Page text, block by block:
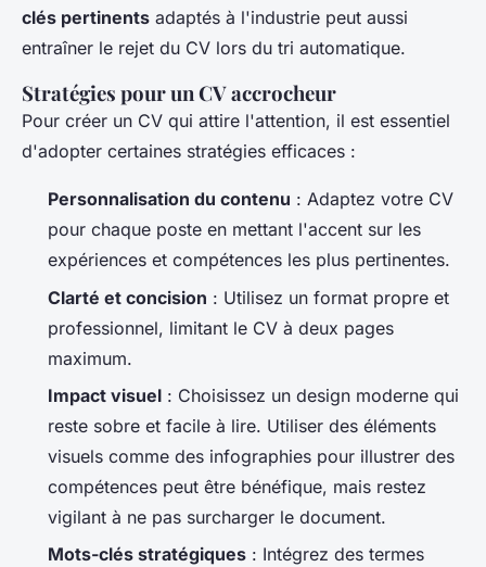
clés pertinents adaptés à l'industrie peut aussi
entraîner le rejet du CV lors du tri automatique.
Stratégies pour un CV accrocheur
Pour créer un CV qui attire l'attention, il est essentiel
d'adopter certaines stratégies efficaces :
Personnalisation du contenu : Adaptez votre CV
pour chaque poste en mettant l'accent sur les
expériences et compétences les plus pertinentes.
Clarté et concision : Utilisez un format propre et
professionnel, limitant le CV à deux pages
maximum.
Impact visuel : Choisissez un design moderne qui
reste sobre et facile à lire. Utiliser des éléments
visuels comme des infographies pour illustrer des
compétences peut être bénéfique, mais restez
vigilant à ne pas surcharger le document.
Mots-clés stratégiques : Intégrez des termes